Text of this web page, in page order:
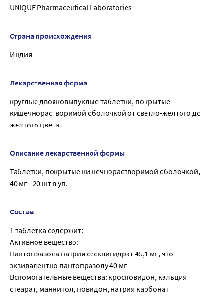
UNIQUE Pharmaceutical Laboratories
Страна происхождения
Индия
Лекарственная форма
круглые двояковыпуклые таблетки, покрытые
кишечнорастворимой оболочкой от светло-желтого до
желтого цвета.
Описание лекарственной формы
Таблетки, покрытые кишечнорастворимой оболочкой,
40 мг - 20 шт в уп.
Состав
1 таблетка содержит:
Активное вещество:
Пантопразола натрия сесквигидрат 45,1 мг, что
эквивалентно пантопразолу 40 мг
Вспомогательные вещества: кросповидон, кальция
стеарат, маннитол, повидон, натрия карбонат